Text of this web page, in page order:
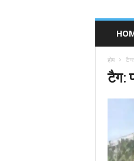
C
होम
टैग: